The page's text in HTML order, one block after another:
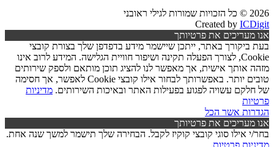
2026 © כל הזכויות שמורות לגילי ראובני
Created by ICDigit
אנו מעריכים את פרטיותך
בעת ביקורך באתר, ייתכן שיישמר מידע בדפדפן שלך בצורת קובצי
Cookie, לצורך הפעלה תקינה ושיפור חוויית הגלישה. המידע לרוב אינו
מזהה אותך אישית, אך מאפשר לנו להציג תוכן מותאם ולספק שירותים
טובים יותר. באפשרותך לבחור אילו קובצי Cookie לאפשר, אך חסימה
של חלקם עשויה לפגוע בפעילות האתר ובאיכות השירותים. מדיניות
פרטיות
הגדרות אשר הכל
אנו מעריכים את פרטיותך
בחר/י אילו סוגי קובצי קוקיז לקבל. הבחירה שלך תישמר למשך שנה אחת.